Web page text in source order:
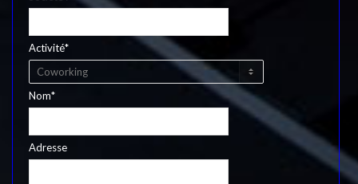
Activité*
Nom*
Adresse